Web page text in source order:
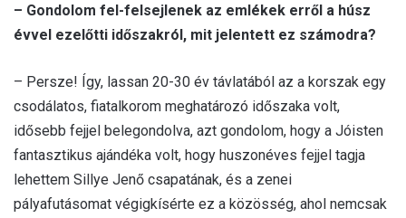
– Gondolom fel-felsejlenek az emlékek erről a húsz
évvel ezelőtti időszakról, mit jelentett ez számodra?
– Persze! Így, lassan 20-30 év távlatából az a korszak egy
csodálatos, fiatalkorom meghatározó időszaka volt,
idősebb fejjel belegondolva, azt gondolom, hogy a Jóisten
fantasztikus ajándéka volt, hogy huszonéves fejjel tagja
lehettem Sillye Jenő csapatának, és a zenei
pályafutásomat végigkísérte ez a közösség, ahol nemcsak